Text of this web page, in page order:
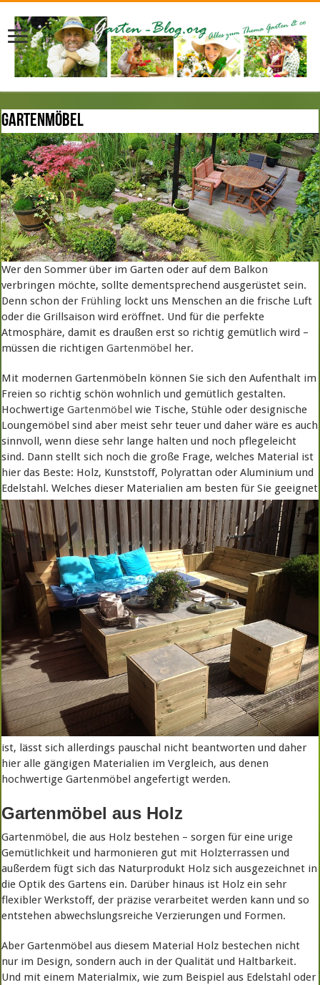
Gartenmöbel
Wer den Sommer über im Garten oder auf dem Balkon
verbringen möchte, sollte dementsprechend ausgerüstet sein.
Denn schon der Frühling lockt uns Menschen an die frische Luft
oder die Grillsaison wird eröffnet. Und für die perfekte
Atmosphäre, damit es draußen erst so richtig gemütlich wird –
müssen die richtigenGartenmöbel her.
Mit modernen Gartenmöbeln können Sie sich den Aufenthalt im
Freien so richtig schön wohnlich und gemütlich gestalten.
HochwertigeGartenmöbel wie Tische, Stühle oder designische
Loungemöbel sind aber meist sehr teuer und daher wäre es auch
sinnvoll, wenn diese sehr lange halten und noch pflegeleicht
sind. Dann stellt sich noch die große Frage, welches Material ist
hier das Beste: Holz, Kunststoff, Polyrattan oder Aluminium und
Edelstahl.Welches dieser Materialien am besten für Sie geeignet
ist, lässt sich allerdings pauschal nicht beantworten und daher
hier alle gängigen Materialien im Vergleich, aus denen
hochwertige Gartenmöbel angefertigt werden.
Gartenmöbel aus Holz
Gartenmöbel, die aus Holz bestehen – sorgen für eine urige
Gemütlichkeit und harmonieren gut mit Holzterrassen und
außerdem fügt sich das Naturprodukt Holz sich ausgezeichnet in
die Optik des Gartens ein. Darüber hinaus ist Holz ein sehr
flexibler Werkstoff, der präzise verarbeitet werden kann und so
entstehen abwechslungsreiche Verzierungen und Formen.
Aber Gartenmöbel aus diesem Material Holz bestechen nicht
nur im Design, sondern auch in der Qualität und Haltbarkeit.
Und mit einem Materialmix, wie zum Beispiel aus Edelstahl oder